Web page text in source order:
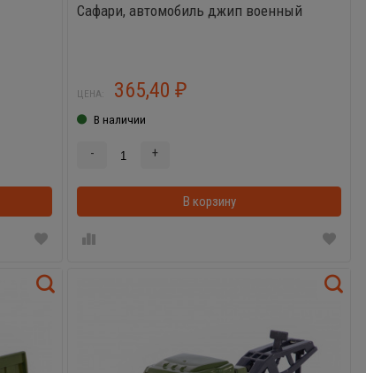
В корзинке
Сафари, автомобиль джип военный
ЦЕНА: 365,40 ₽
В наличии
- +
В корзину